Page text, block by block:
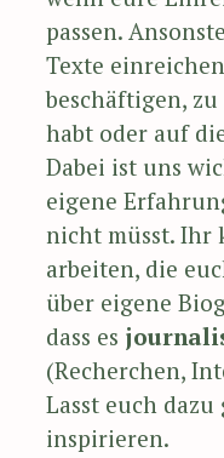
passen.
Texte
beschäftigen,
habt oder auf
Dabei ist uns
eigene
nicht müsst. Ihr
arbeiten, die
über eigene
dass es
(Recherchen,
Lasst euch
inspirieren.